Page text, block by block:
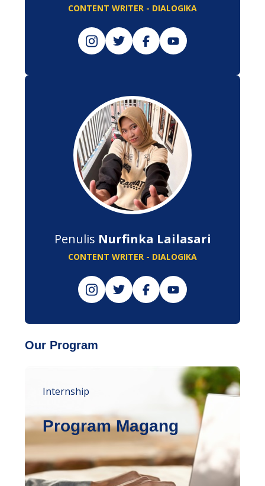
CONTENT WRITER - DIALOGIKA
Penulis Nurfinka Lailasari
CONTENT WRITER - DIALOGIKA
Our Program
Internship
Program Magang